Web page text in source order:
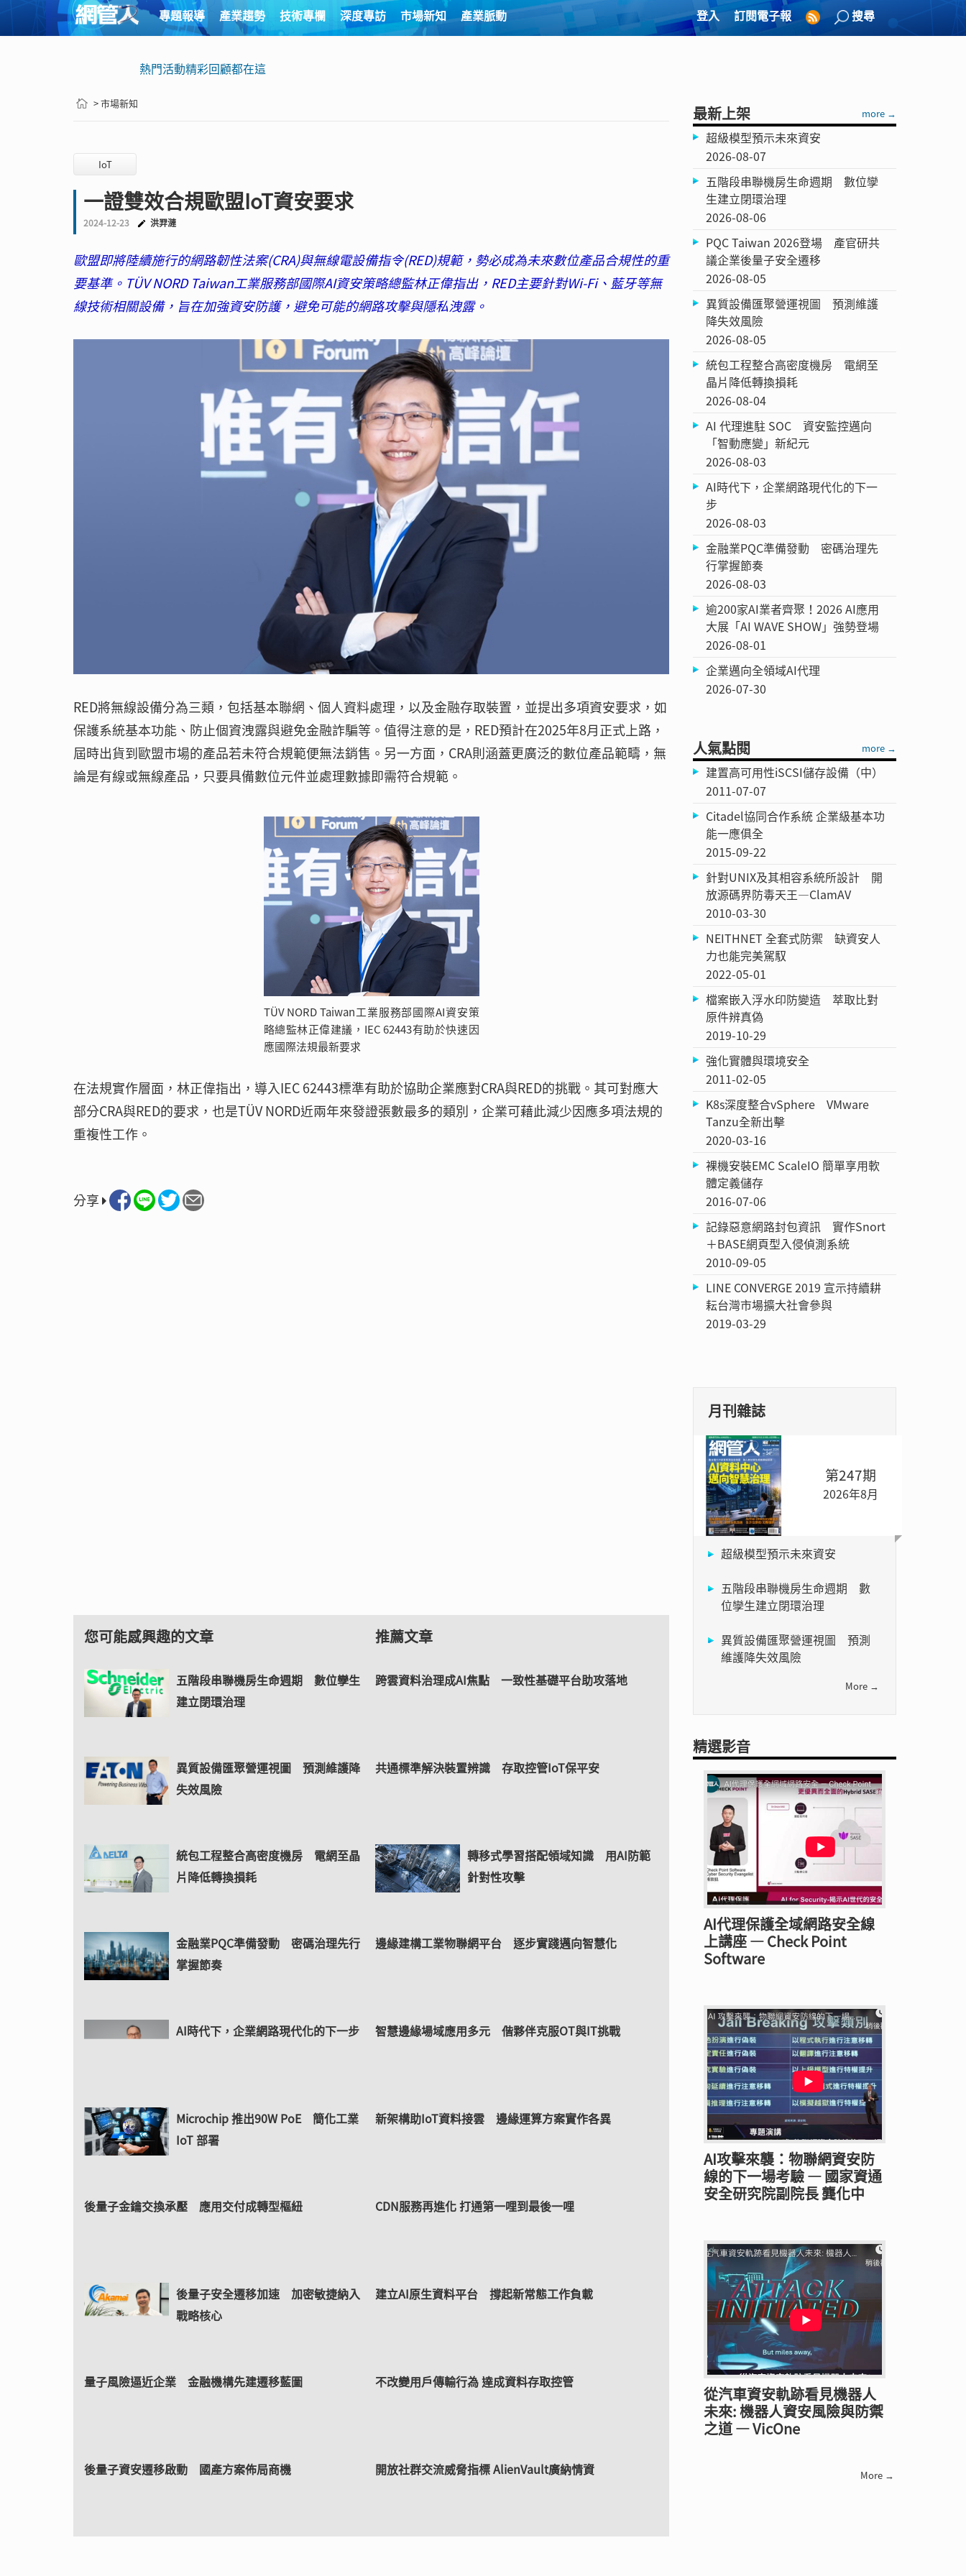
專題報導 產業趨勢 技術專欄 深度專訪 市場新知 產業脈動 登入 訂閱電子報 搜尋
熱門活動精彩回顧都在這
> 市場新知
IoT
一證雙效合規歐盟IoT資安要求
2024-12-23 洪羿漣
歐盟即將陸續施行的網路韌性法案(CRA)與無線電設備指令(RED)規範，勢必成為未來數位產品合規性的重
要基準。TÜV NORD Taiwan工業服務部國際AI資安策略總監林正偉指出，RED主要針對Wi-Fi、藍牙等無
線技術相關設備，旨在加強資安防護，避免可能的網路攻擊與隱私洩露。
RED將無線設備分為三類，包括基本聯網、個人資料處理，以及金融存取裝置，並提出多項資安要求，如
保護系統基本功能、防止個資洩露與避免金融詐騙等。值得注意的是，RED預計在2025年8月正式上路，
屆時出貨到歐盟市場的產品若未符合規範便無法銷售。另一方面，CRA則涵蓋更廣泛的數位產品範疇，無
論是有線或無線產品，只要具備數位元件並處理數據即需符合規範。
TÜV NORD Taiwan工業服務部國際AI資安策
略總監林正偉建議，IEC 62443有助於快速因
應國際法規最新要求
在法規實作層面，林正偉指出，導入IEC 62443標準有助於協助企業應對CRA與RED的挑戰。其可對應大
部分CRA與RED的要求，也是TÜV NORD近兩年來發證張數最多的類別，企業可藉此減少因應多項法規的
重複性工作。
分享
您可能感興趣的文章
五階段串聯機房生命週期 數位孿生
建立閉環治理
異質設備匯聚營運視圖 預測維護降
失效風險
統包工程整合高密度機房 電網至晶
片降低轉換損耗
金融業PQC準備發動 密碼治理先行
掌握節奏
AI時代下，企業網路現代化的下一步
Microchip 推出90W PoE 簡化工業
IoT 部署
後量子金鑰交換承壓 應用交付成轉型樞紐
後量子安全遷移加速 加密敏捷納入
戰略核心
量子風險逼近企業 金融機構先建遷移藍圖
後量子資安遷移啟動 國產方案佈局商機
推薦文章
跨雲資料治理成AI焦點 一致性基礎平台助攻落地
共通標準解決裝置辨識 存取控管IoT保平安
轉移式學習搭配領域知識 用AI防範
針對性攻擊
邊緣建構工業物聯網平台 逐步實踐邁向智慧化
智慧邊緣場域應用多元 偕夥伴克服OT與IT挑戰
新架構助IoT資料接雲 邊緣運算方案實作各異
CDN服務再進化 打通第一哩到最後一哩
建立AI原生資料平台 撐起新常態工作負載
不改變用戶傳輸行為 達成資料存取控管
開放社群交流威脅指標 AlienVault廣納情資
最新上架 more →
超級模型預示未來資安
2026-08-07
五階段串聯機房生命週期 數位孿
生建立閉環治理
2026-08-06
PQC Taiwan 2026登場 產官研共
議企業後量子安全遷移
2026-08-05
異質設備匯聚營運視圖 預測維護
降失效風險
2026-08-05
統包工程整合高密度機房 電網至
晶片降低轉換損耗
2026-08-04
AI 代理進駐 SOC 資安監控邁向
「智動應變」新紀元
2026-08-03
AI時代下，企業網路現代化的下一
步
2026-08-03
金融業PQC準備發動 密碼治理先
行掌握節奏
2026-08-03
逾200家AI業者齊聚！2026 AI應用
大展「AI WAVE SHOW」強勢登場
2026-08-01
企業邁向全領域AI代理
2026-07-30
人氣點閱 more →
建置高可用性iSCSI儲存設備（中）
2011-07-07
Citadel協同合作系統 企業級基本功
能一應俱全
2015-09-22
針對UNIX及其相容系統所設計 開
放源碼界防毒天王—ClamAV
2010-03-30
NEITHNET 全套式防禦 缺資安人
力也能完美駕馭
2022-05-01
檔案嵌入浮水印防變造 萃取比對
原件辨真偽
2019-10-29
強化實體與環境安全
2011-02-05
K8s深度整合vSphere VMware
Tanzu全新出擊
2020-03-16
裸機安裝EMC ScaleIO 簡單享用軟
體定義儲存
2016-07-06
記錄惡意網路封包資訊 實作Snort
＋BASE網頁型入侵偵測系統
2010-09-05
LINE CONVERGE 2019 宣示持續耕
耘台灣市場擴大社會參與
2019-03-29
月刊雜誌
第247期
2026年8月
超級模型預示未來資安
五階段串聯機房生命週期 數
位孿生建立閉環治理
異質設備匯聚營運視圖 預測
維護降失效風險
More →
精選影音
AI代理保護全域網路安全線
上講座 — Check Point
Software
AI攻擊來襲：物聯網資安防
線的下一場考驗 — 國家資通
安全研究院副院長 龔化中
從汽車資安軌跡看見機器人
未來: 機器人資安風險與防禦
之道 — VicOne
More →